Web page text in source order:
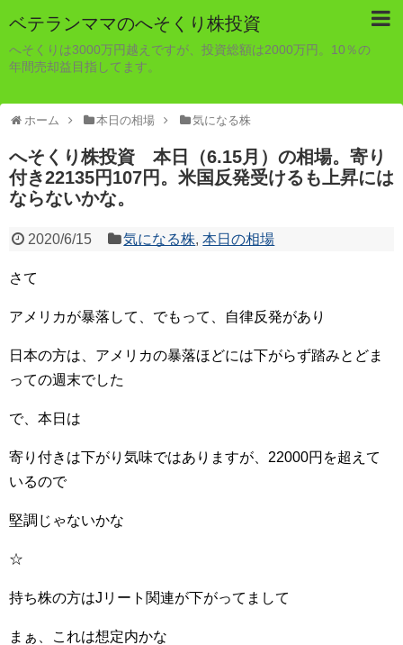
ベテランママのへそくり株投資
へそくりは3000万円越えですが、投資総額は2000万円。10％の
年間売却益目指してます。
ホーム 本日の相場 気になる株
へそくり株投資 本日（6.15月）の相場。寄り
付き22135円107円。米国反発受けるも上昇には
ならないかな。
2020/6/15 気になる株,本日の相場
さて
アメリカが暴落して、でもって、自律反発があり
日本の方は、アメリカの暴落ほどには下がらず踏みとどま
っての週末でした
で、本日は
寄り付きは下がり気味ではありますが、22000円を超えて
いるので
堅調じゃないかな
☆
持ち株の方はJリート関連が下がってまして
まぁ、これは想定内かな